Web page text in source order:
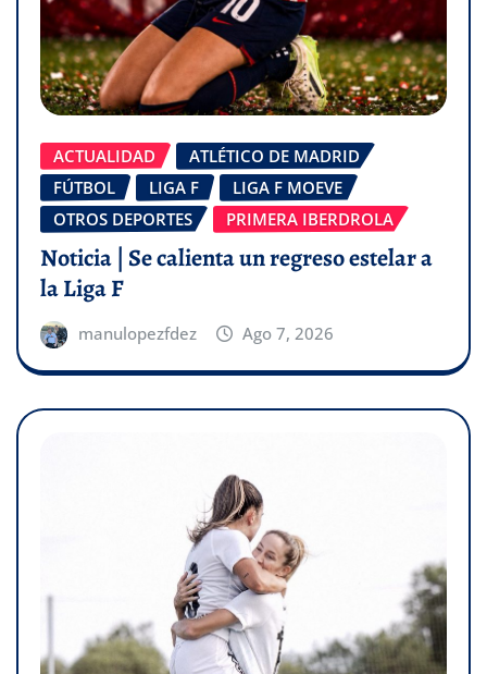
ACTUALIDAD
ATLÉTICO DE MADRID
FÚTBOL
LIGA F
LIGA F MOEVE
OTROS DEPORTES
PRIMERA IBERDROLA
Noticia | Se calienta un regreso estelar a
la Liga F
manulopezfdez Ago 7, 2026